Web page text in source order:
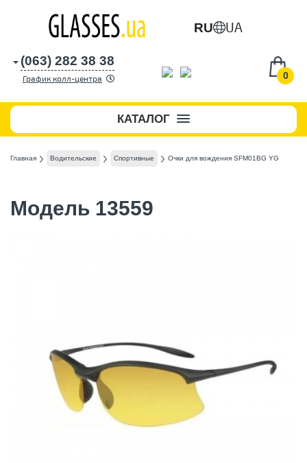
RU UA
0
(063) 282 38 38
График колл-центра
КАТАЛОГ
Главная Водительские Спортивные Очки для вождения SFM01BG YG
Модель 13559